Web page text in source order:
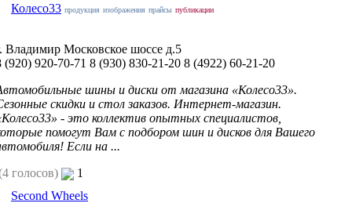
Колесо33 продукция изображения прайсы публикации
Владимир Московское шоссе д.5
(920) 920-70-71 8 (930) 830-21-20 8 (4922) 60-21-20
шины и диски от магазина «Колесо33».
скидки и стол заказов. Интернет-магазин.
- это коллектив опытных специалистов,
помогут Вам с подбором шин и дисков для Вашего
Если на ...
голосов)
1
Second Wheels